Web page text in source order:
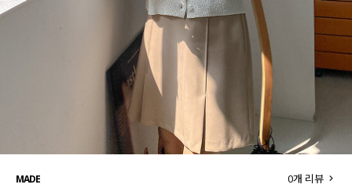
블라우스
원피스
팬츠
스커트
MADE 0개 리뷰